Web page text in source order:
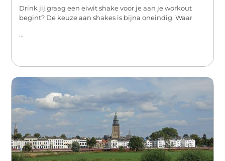
Drink jij graag een eiwit shake voor je aan je workout
begint? De keuze aan shakes is bijna oneindig. Waar
...